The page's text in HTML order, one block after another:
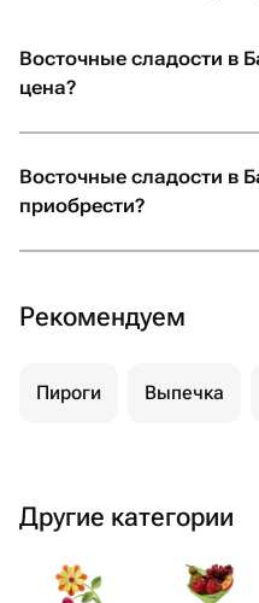
Восточные сладости в
цена?
Восточные сладости в
приобрести?
Рекомендуем
Пироги Выпечка
Другие категории